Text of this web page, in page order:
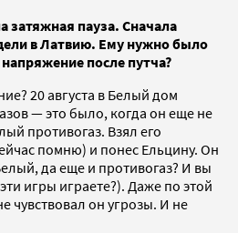
затяжная пауза. Сначала
в Латвию. Ему нужно было
после путча?
20 августа в Белый дом
— это было, когда он еще не
противогаз. Взял его
помню) и понес Ельцину. Он
да еще и противогаз? И вы
игры играете?). Даже по этой
чувствовал он угрозы. И не